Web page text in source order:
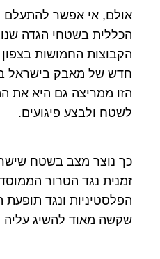
אולם, אי אפשר להתעלם
הכללית בשטחי הגדה
הקבוצות החמושות
חדש של מאבק בישראל
הזו ממריצה גם היא את
לשטח ולבצע פיגועים.
כך נוצר מצב בשטח
זמנית נגד הטרור
הפלסטיניות ונגד
שקשה מאוד להשיג עליה